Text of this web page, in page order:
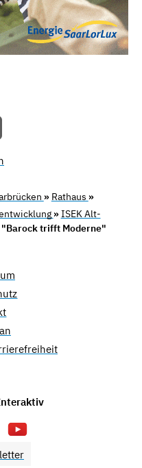
» Rathaus »
»ISEK Alt-
"Barock trifft Moderne"